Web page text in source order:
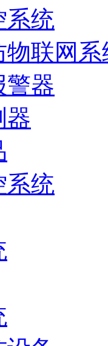
系统
联网系
警器
器
系统